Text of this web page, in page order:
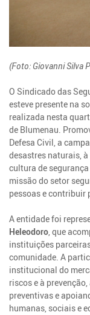
(Foto: Giovanni Silva
O Sindicado das
esteve presente na
realizada nesta
de Blumenau.
Defesa Civil, a
desastres naturais,
cultura de
missão do setor
pessoas e contribuir
A entidade foi
Heleodoro, que
instituições
comunidade. A
institucional do
riscos e à
preventivas e
humanas, sociais e